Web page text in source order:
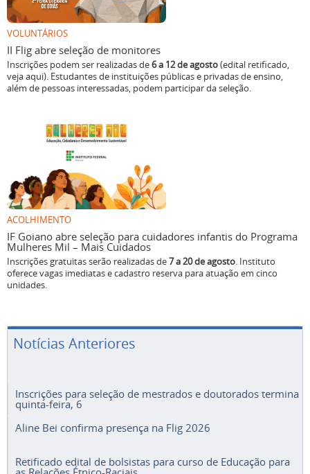
VOLUNTÁRIOS
II Flig abre seleção de monitores
Inscrições podem ser realizadas de6 a 12 de agosto(edital retificado,
veja aqui). Estudantes de instituições públicas e privadas de ensino,
além de pessoas interessadas, podem participar da seleção.
ACOLHIMENTO
IF Goiano abre seleção para cuidadores infantis do Programa
Mulheres Mil – Mais Cuidados
Inscrições gratuitas serão realizadas de7 a 20 de agosto. Instituto
oferece vagas imediatas e cadastro reserva para atuação em cinco
unidades.
Notícias Anteriores
Inscrições para seleção de mestrados e doutorados termina
quinta-feira, 6
Aline Bei confirma presença na Flig 2026
Retificado edital de bolsistas para curso de Educação para